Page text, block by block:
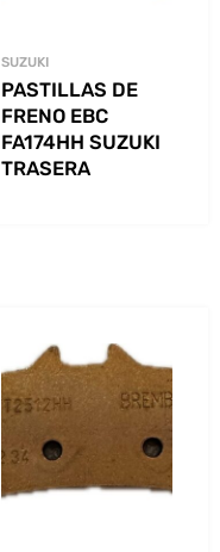
SUZUKI
PASTILLAS DE
FRENO EBC
FA174HH SUZUKI
TRASERA